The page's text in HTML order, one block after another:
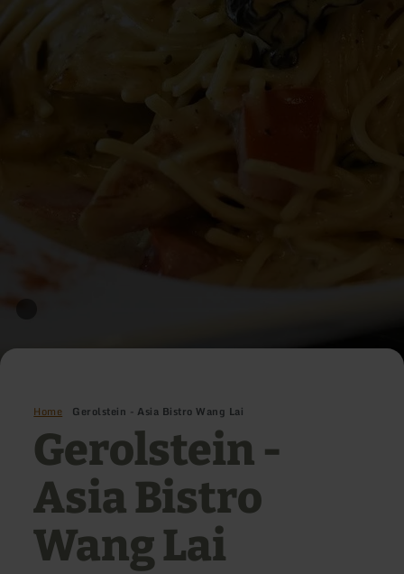
Home Gerolstein - Asia Bistro Wang Lai
Gerolstein -
Asia Bistro
Wang Lai